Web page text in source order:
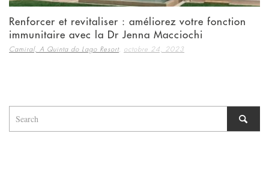
Renforcer et revitaliser : améliorez votre fonction
immunitaire avec la Dr Jenna Macciochi
Camiral, A Quinta do Lago Resort, octobre 24, 2023